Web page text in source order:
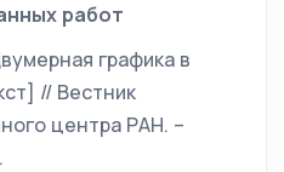
работ
графика в
// Вестник
центра РАН. –